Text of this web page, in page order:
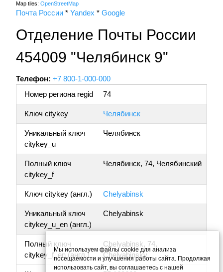
Map tiles: OpenStreetMap
Почта России * Yandex * Google
Отделение Почты России
454009 "Челябинск 9"
Телефон: +7 800-1-000-000
Номер региона regid
74
Ключ citykey Челябинск
Уникальный ключ
citykey_u
Челябинск
Полный ключ
citykey_f
Челябинск, 74, Челябинский
Ключ citykey (англ.) Chelyabinsk
Уникальный ключ
citykey_u_en (англ.)
Chelyabinsk
Полный ключ
citykey_f_en (англ.)
Chelyabinsk, 74,
Chelyabinsky
Мы используем файлы cookie для анализа
посещаемости и улучшения работы сайта. Продолжая
использовать сайт, вы соглашаетесь с нашей